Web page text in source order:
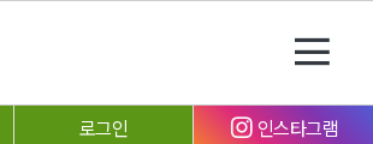
로그인 인스타그램